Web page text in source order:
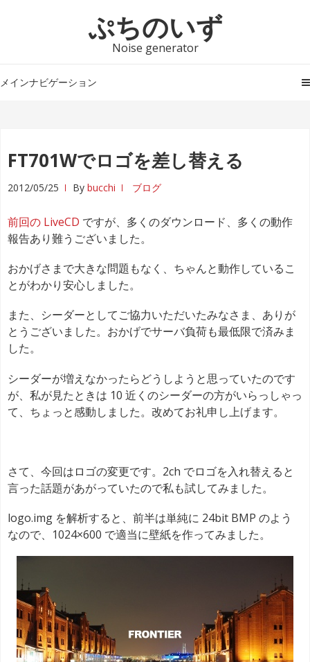
シ
ス
キ
ッ
ツ
ッ
プ
ぷちのいず
Noise generator
メインナビゲーション
FT701Wでロゴを差し替える
2012/05/25 By bucchi ブログ
前回の LiveCD ですが、多くのダウンロード、多くの動作
報告あり難うございました。
おかげさまで大きな問題もなく、ちゃんと動作しているこ
とがわかり安心しました。
また、シーダーとしてご協力いただいたみなさま、ありが
とうございました。おかげでサーバ負荷も最低限で済みま
した。
シーダーが増えなかったらどうしようと思っていたのです
が、私が見たときは 10 近くのシーダーの方がいらっしゃっ
て、ちょっと感動しました。改めてお礼申し上げます。
さて、今回はロゴの変更です。2ch でロゴを入れ替えると
言った話題があがっていたので私も試してみました。
logo.img を解析すると、前半は単純に 24bit BMP のよう
なので、1024×600 で適当に壁紙を作ってみました。